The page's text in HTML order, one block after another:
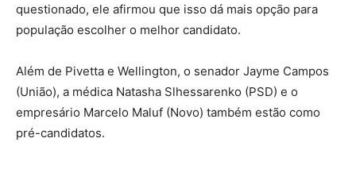
questionado, ele afirmou que isso dá mais opção para
população escolher o melhor candidato.
Além de Pivetta e Wellington, o senador Jayme Campos
(União), a médica Natasha Slhessarenko (PSD) e o
empresário Marcelo Maluf (Novo) também estão como
pré-candidatos.